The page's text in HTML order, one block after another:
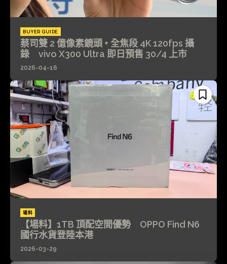
BUYER GUIDE
蔡司雙 2 億像素鏡頭 + 全焦段 4K 120fps 攝
錄 vivo X300 Ultra 即日預售 30/4 上市
2026-04-16
場料
【場料】1TB 頂配空間優勢 OPPO Find N6
國行水貨登陸本港
2026-03-29